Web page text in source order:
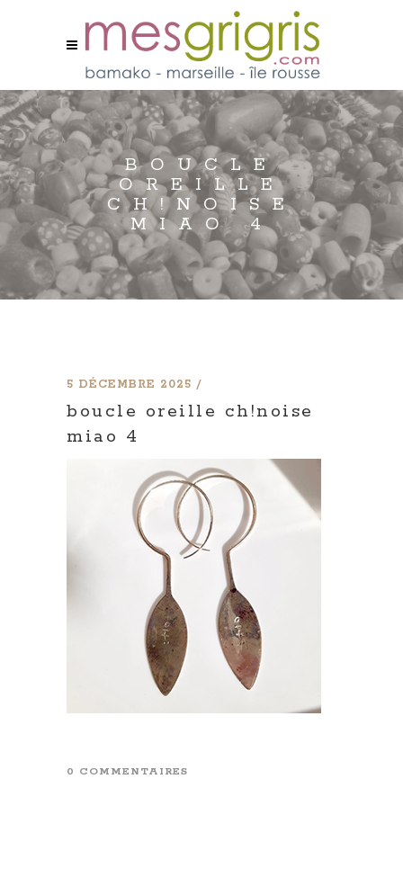
BOUCLE
OREILLE
CH!NOISE
MIAO 4
5 DÉCEMBRE 2025
boucle oreille ch!noise
miao 4
0 COMMENTAIRES